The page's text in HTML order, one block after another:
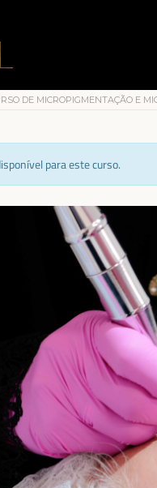
DE MICROPIGMENTAÇÃO E
para este curso.